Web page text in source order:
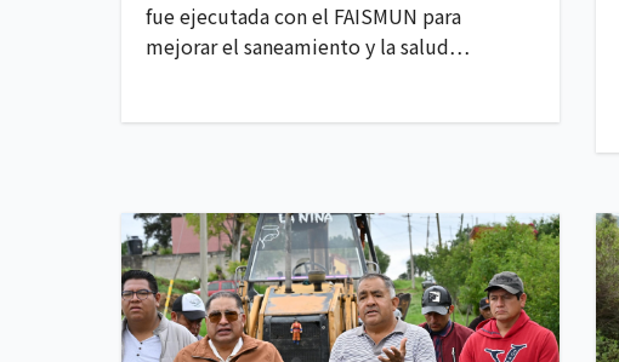
fue ejecutada con el FAISMUN para
mejorar el saneamiento y la salud…